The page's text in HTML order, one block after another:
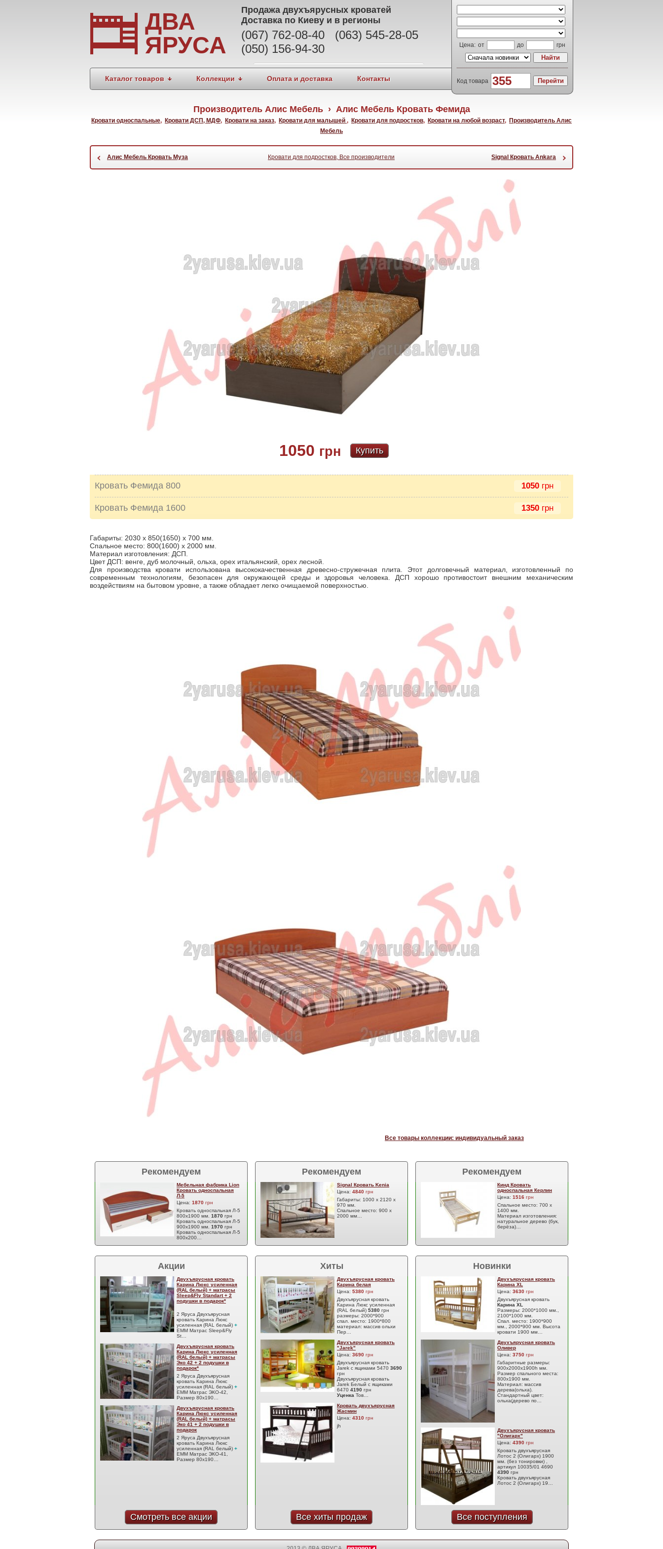
ДВА
ЯРУСА
Продажа двухъярусных кроватей
Доставка по Киеву и в регионы
(067) 762-08-40 (063) 545-28-05
(050) 156-94-30
Каталог товаров Коллекции Оплата и доставка Контакты
Цена: от до грн
Код товара
Производитель Алис Мебель › Алис Мебель Кровать Фемида
Кровати односпальные, Кровати ДСП, МДФ, Кровати на заказ, Кровати для малышей , Кровати для подростков, Кровати на любой возраст, Производитель Алис
Мебель
‹ Алис Мебель Кровать Муза Кровати для подростков, Все производители Signal Кровать Ankara ›
1050 грн Купить
Кровать Фемида 800 1050 грн
Кровать Фемида 1600 1350 грн
Габариты: 2030 х 850(1650) х 700 мм.
Спальное место: 800(1600) х 2000 мм.
Материал изготовления: ДСП.
Цвет ДСП: венге, дуб молочный, ольха, орех итальянский, орех лесной.
Для производства кровати использована высококачественная древесно-стружечная плита. Этот долговечный материал, изготовленный по
современным технологиям, безопасен для окружающей среды и здоровья человека. ДСП хорошо противостоит внешним механическим
воздействиям на бытовом уровне, а также обладает легко очищаемой поверхностью.
Все товары коллекции: индивидуальный заказ
Рекомендуем Рекомендуем Рекомендуем
Мебельная фабрика Lion
Кровать односпальная
Л-5
Цена: 1870 грн
Кровать односпальная Л-5
800х1900 мм. 1870 грн
Кровать односпальная Л-5
900х1900 мм. 1970 грн
Кровать односпальная Л-5
800х200…
Signal Кровать Kenia
Цена: 4840 грн
Габариты: 1000 х 2120 х
970 мм.
Спальное место: 900 х
2000 мм…
Кинд Кровать
односпальная Керлин
Цена: 1516 грн
Спальное место: 700 х
1400 мм.
Материал изготовления:
натуральное дерево (бук,
берёза)…
Акции Хиты Новинки
Двухъярусная кровать
Карина Люкс усиленная
(RAL белый) + матрасы
Sleep&Fly Standart + 2
подушки в подарок*
2 Яруса Двухъярусная
кровать Карина Люкс
усиленная (RAL белый) +
EMM Матрас Sleep&Fly
St…
Двухъярусная кровать
Карина Люкс усиленная
(RAL белый) + матрасы
Эко 42 + 2 подушки в
подарок*
2 Яруса Двухъярусная
кровать Карина Люкс
усиленная (RAL белый) +
EMM Матрас ЭКО-42,
Размер 80x190…
Двухъярусная кровать
Карина Люкс усиленная
(RAL белый) + матрасы
Эко 41 + 2 подушки в
подарок
2 Яруса Двухъярусная
кровать Карина Люкс
усиленная (RAL белый) +
EMM Матрас ЭКО-41,
Размер 80x190…
Двухъярусная кровать
Карина белая
Цена: 5380 грн
Двухъярусная кровать
Карина Люкс усиленная
(RAL белый) 5380 грн
размеры: 2000*900
спал. место: 1900*800
материал: массив ольхи
Пер…
Двухъярусная кровать
"Jarek"
Цена: 3690 грн
Двухъярусная кровать
Jarek с ящиками 5470 3690
грн
Двухъярусная кровать
Jarek Белый с ящиками
6470 4190 грн
Уценка Тов…
Кровать двухъярусная
Жасмин
Цена: 4310 грн
jh
Двухъярусная кровать
Карина XL
Цена: 3630 грн
Двухъярусная кровать
Карина XL
Размеры: 2000*1000 мм.,
2100*1000 мм.
Спал. место: 1900*900
мм., 2000*900 мм. Высота
кровати 1900 мм…
Двухъярусная кровать
Оливер
Цена: 3750 грн
Габаритные размеры:
900х2000х1900h мм.
Размер спального места:
800х1900 мм.
Материал: массив
дерева(ольха).
Стандартный цвет:
ольха(дерево по…
Двухъярусная кровать
"Олигарх"
Цена: 4390 грн
Кровать двухъярусная
Лотос 2 (Олигарх) 1900
мм. (без тонировки) ,
артикул 10035/01 4690
4390 грн
Кровать двухъярусная
Лотос 2 (Олигарх) 19…
Смотреть все акции Все хиты продаж Все поступления